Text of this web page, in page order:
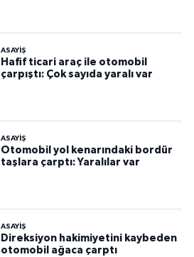
ASAYİŞ
Hafif ticari araç ile otomobil
çarpıştı: Çok sayıda yaralı var
ASAYİŞ
Otomobil yol kenarındaki bordür
taşlara çarptı: Yaralılar var
ASAYİŞ
Direksiyon hakimiyetini kaybeden
otomobil ağaca çarptı